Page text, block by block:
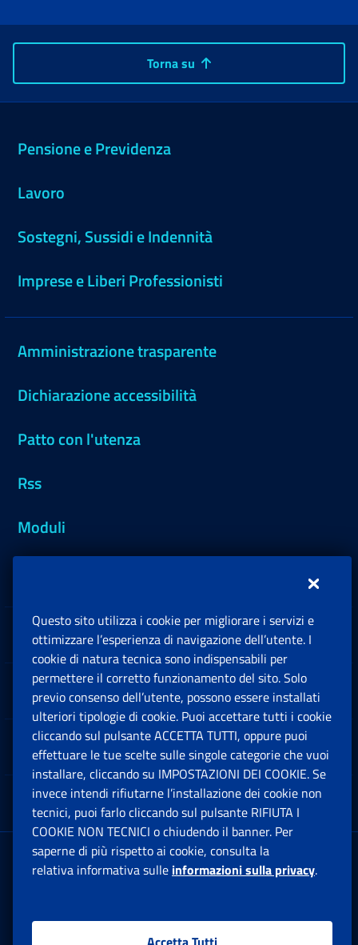
Torna su
Pensione e Previdenza
Lavoro
Sostegni, Sussidi e Indennità
Imprese e Liberi Professionisti
Amministrazione trasparente
Dichiarazione accessibilità
Patto con l'utenza
Rss
Moduli
Sedi e Contatti
Software
Note Legali
App mobile
Sede Legale : Via Ciro il Grande, 21
00144 Roma
Questo sito utilizza i cookie per migliorare i servizi e
ottimizzare l’esperienza di navigazione dell’utente. I
cookie di natura tecnica sono indispensabili per
permettere il corretto funzionamento del sito. Solo
previo consenso dell’utente, possono essere installati
ulteriori tipologie di cookie. Puoi accettare tutti i cookie
cliccando sul pulsante ACCETTA TUTTI, oppure puoi
effettuare le tue scelte sulle singole categorie che vuoi
installare, cliccando su IMPOSTAZIONI DEI COOKIE. Se
invece intendi rifiutarne l’installazione dei cookie non
tecnici, puoi farlo cliccando sul pulsante RIFIUTA I
COOKIE NON TECNICI o chiudendo il banner. Per
saperne di più rispetto ai cookie, consulta la
relativa informativa sulle informazioni sulla privacy.